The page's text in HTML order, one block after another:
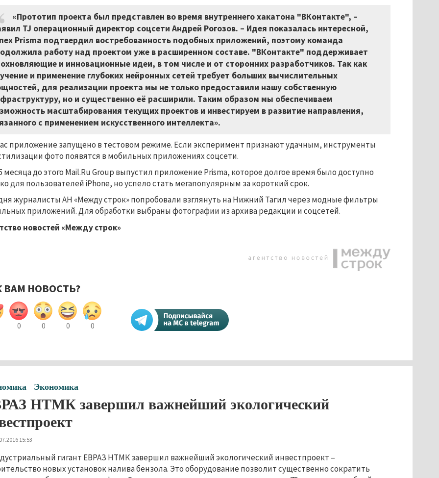
«Прототип проекта был представлен во время внутреннего хакатона "ВКонтакте", –
TJ операционный директор соцсети Андрей Рогозов. – Идея показалась интересной,
Prisma подтвердил востребованность подобных приложений, поэтому команда
работу над проектом уже в расширенном составе. "ВКонтакте" поддерживает
и инновационные идеи, в том числе и от сторонних разработчиков. Так как
и применение глубоких нейронных сетей требует больших вычислительных
для реализации проекта мы не только предоставили нашу собственную
но и существенно её расширили. Таким образом мы обеспечиваем
масштабирования текущих проектов и инвестируем в развитие направления,
с применением искусственного интеллекта».
приложение запущено в тестовом режиме. Если эксперимент признают удачным, инструменты
фото появятся в мобильных приложениях соцсети.
месяца до этого Mail.Ru Group выпустил приложение Prisma, которое долгое время было доступно
для пользователей iPhone, но успело стать мегапопулярным за короткий срок.
журналисты АН «Между строк» попробовали взглянуть на Нижний Тагил через модные фильтры
приложений. Для обработки выбраны фотографии из архива редакции и соцсетей.
новостей «Между строк»
ВАМ НОВОСТЬ?
0 0 0 0
Экономика
НТМК завершил важнейший экологический
15:53
гигант ЕВРАЗ НТМК завершил важнейший экологический инвестпроект –
новых установок налива бензола. Это оборудование позволит существенно сократить